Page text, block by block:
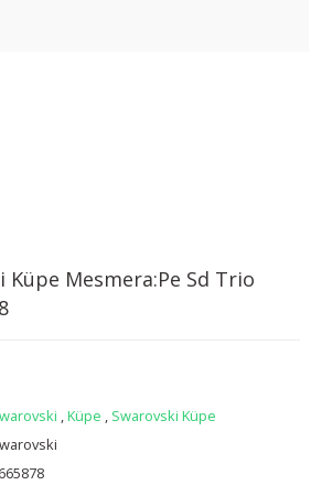
Küpe Mesmera:Pe Sd Trio
,Küpe , Swarovski Küpe